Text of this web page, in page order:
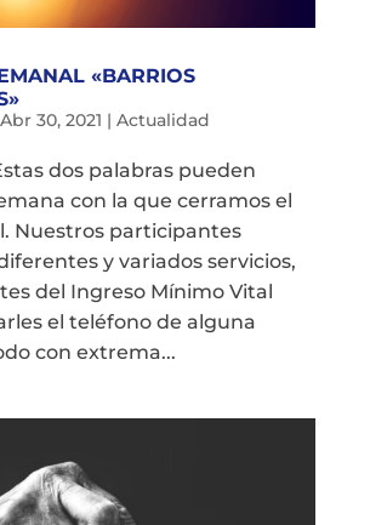
«BARRIOS
Abr 30, 2021 | Actualidad
dos palabras pueden
con la que cerramos el
Nuestros participantes
y variados servicios,
del Ingreso Mínimo Vital
el teléfono de alguna
con extrema...